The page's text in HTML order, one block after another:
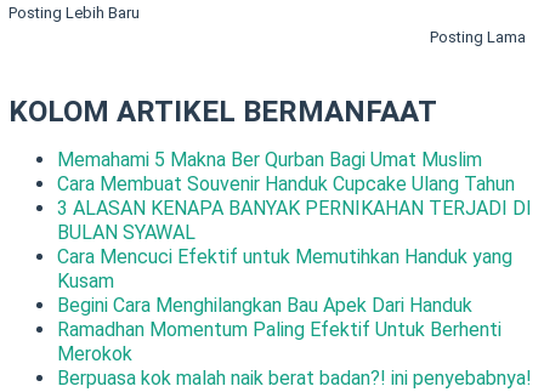
Posting Lebih Baru
Posting Lama
KOLOM ARTIKEL BERMANFAAT
Memahami 5 Makna Ber Qurban Bagi Umat Muslim
Cara Membuat Souvenir Handuk Cupcake Ulang Tahun
3 ALASAN KENAPA BANYAK PERNIKAHAN TERJADI DI
BULAN SYAWAL
Cara Mencuci Efektif untuk Memutihkan Handuk yang
Kusam
Begini Cara Menghilangkan Bau Apek Dari Handuk
Ramadhan Momentum Paling Efektif Untuk Berhenti
Merokok
Berpuasa kok malah naik berat badan?! ini penyebabnya!